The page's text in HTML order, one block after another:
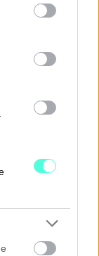
may click to
party tags to
below Google
yritys
myynti-
sen
tiettyä